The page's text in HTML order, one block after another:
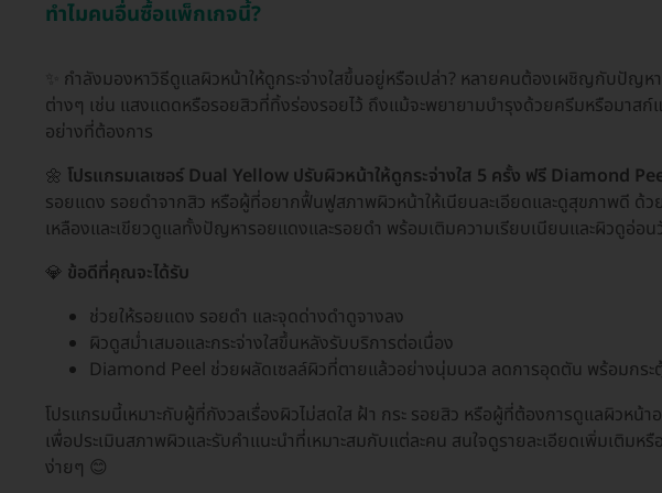
ทำไมคนอื่นซื้อแพ็กเกจนี้?
✨ กำลังมองหาวิธีดูแลผิวหน้าให้ดูกระจ่างใสขึ้นอยู่หรือเปล่า? หลายคนต้องเผชิญกับปัญ
ต่างๆ เช่น แสงแดดหรือรอยสิวที่ทิ้งร่องรอยไว้ ถึงแม้จะพยายามบำรุงด้วยครีมหรือมาสก์
อย่างที่ต้องการ
🌼 โปรแกรมเลเซอร์ Dual Yellow ปรับผิวหน้าให้ดูกระจ่างใส 5 ครั้ง ฟรี Diamond
รอยแดง รอยดำจากสิว หรือผู้ที่อยากฟื้นฟูสภาพผิวหน้าให้เนียนละเอียดและดูสุขภาพดี ด้ว
เหลืองและเขียวดูแลทั้งปัญหารอยแดงและรอยดำ พร้อมเติมความเรียบเนียนและผิวดูอ่อน
💎 ข้อดีที่คุณจะได้รับ
ช่วยให้รอยแดง รอยดำ และจุดด่างดำดูจางลง
ผิวดูสม่ำเสมอและกระจ่างใสขึ้นหลังรับบริการต่อเนื่อง
Diamond Peel ช่วยผลัดเซลล์ผิวที่ตายแล้วอย่างนุ่มนวล ลดการอุดตัน พร้อมกระตุ้
โปรแกรมนี้เหมาะกับผู้ที่กังวลเรื่องผิวไม่สดใส ฝ้า กระ รอยสิว หรือผู้ที่ต้องการดูแลผิวหน้
เพื่อประเมินสภาพผิวและรับคำแนะนำที่เหมาะสมกับแต่ละคน สนใจดูรายละเอียดเพิ่มเติม
ง่ายๆ 😊